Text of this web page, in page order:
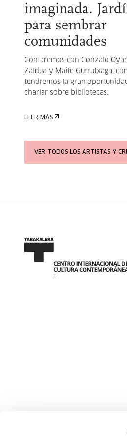
imaginada.
para sembrar
comunidades
Contaremos con Gonzalo
Zaldua y Maite Gurrutxaga,
tendremos la gran
charlar sobre bibliotecas.
LEER MÁS
VER TODOS LOS ARTISTAS Y